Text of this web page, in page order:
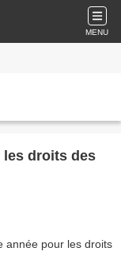
MENU
les droits des